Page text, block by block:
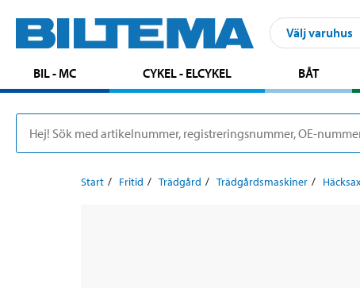
Välj varuhus
BIL - MC CYKEL - ELCYKEL BÅT
Start Fritid Trädgård Trädgårdsmaskiner